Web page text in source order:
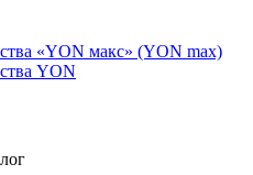
«YON макс» (YON max)
YON